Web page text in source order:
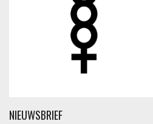
NIEUWSBRIEF